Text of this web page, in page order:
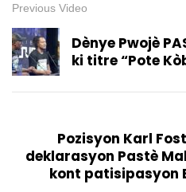
9.5K 163
Préparation
CARAIBES
Février 2025
10
Previous Video
Dènye Pwojè
ki titre “Pote
Pozisyon Karl
deklarasyon Pastè
kont patisipasyon